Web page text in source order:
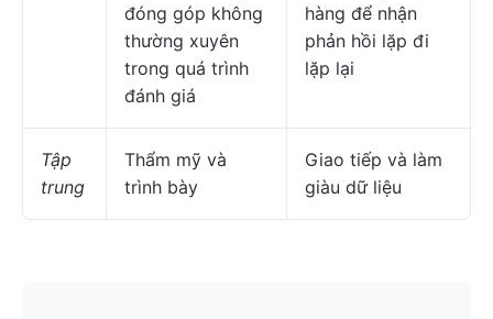
đóng góp không
thường xuyên
trong quá trình
đánh giá
hàng để nhận
phản hồi lặp đi
lặp lại
Tập
trung
Thẩm mỹ và
trình bày
Giao tiếp và làm
giàu dữ liệu